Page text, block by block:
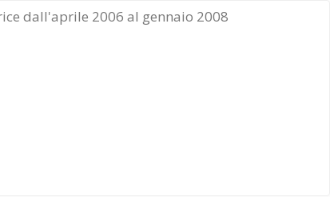
dall'aprile 2006 al gennaio 2008